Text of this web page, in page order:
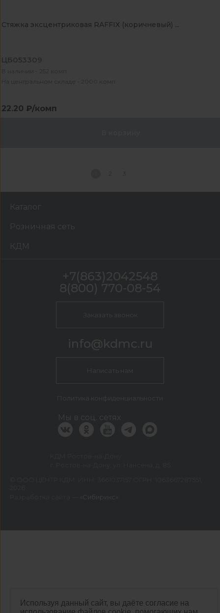
Стяжка эксцентриковая RAFFIX (коричневый) ...
ЦБ053309
В наличии - 252 комп
На центральном складе - 2000 комп
22.20 ₽/комп
2
Используя данный сайт, вы даёте согласие на
Каталог
Розничная сеть
КДМ
+7(863)2042548
8(800) 770-08-54
Заказать звонок
info@kdmc.ru
Написать нам
Политика конфиденциальности
Мы в соц. сетях
«Сибирикс»